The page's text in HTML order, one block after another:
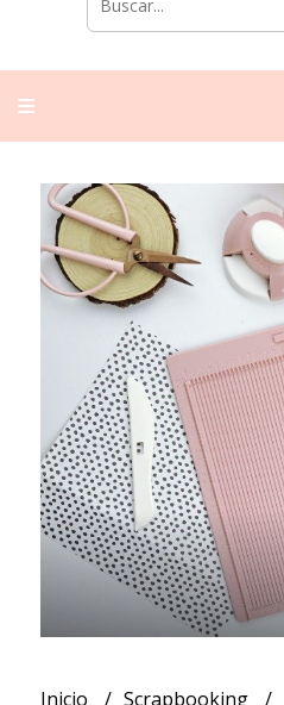
Inicio Scrapbooking